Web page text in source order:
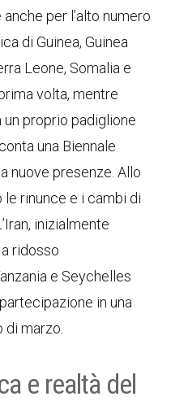
per l’alto numero
di Guinea, Guinea
Leone, Somalia e
volta, mentre
un proprio padiglione
una Biennale
nuove presenze. Allo
rinunce e i cambi di
inizialmente
ridosso
e Seychelles
in una
di marzo.
e realtà del